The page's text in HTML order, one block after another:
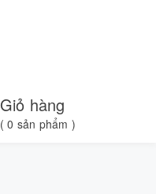
Giỏ hàng
( 0 sản phẩm )